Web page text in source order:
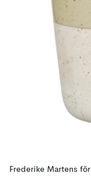
Frederike Martens för